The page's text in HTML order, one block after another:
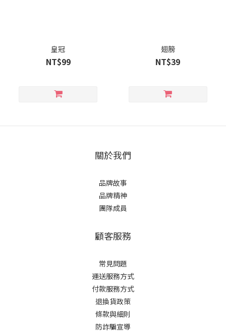
皇冠
NT$99
翅膀
NT$39
關於我們
品牌故事
品牌精神
團隊成員
顧客服務
常見問題
運送服務方式
付款服務方式
退換貨政策
條款與細則
防詐騙宣導